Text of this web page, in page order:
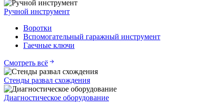
Ручной инструмент
Воротки
Вспомогательный гаражный инструмент
Гаечные ключи
Смотреть всё
Стенды развал схождения
Диагностическое оборудование